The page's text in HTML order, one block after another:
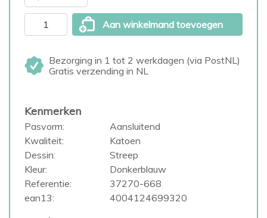
Aan winkelmand toevoegen
Bezorging in 1 tot 2 werkdagen (via PostNL)
Gratis verzending in NL
Kenmerken
Pasvorm:
Aansluitend
Kwaliteit:
Katoen
Dessin:
Streep
Kleur:
Donkerblauw
Referentie:
37270-668
ean13:
4004124699320